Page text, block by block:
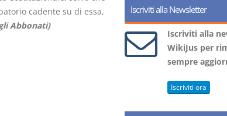
cadente su di essa,
Abbonati)
Iscriviti alla Newsletter
Iscriviti alla
WikiJus per
sempre
Iscriviti ora